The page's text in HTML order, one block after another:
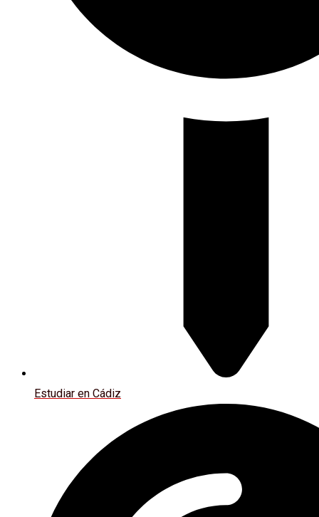
Estudiar en Cádiz